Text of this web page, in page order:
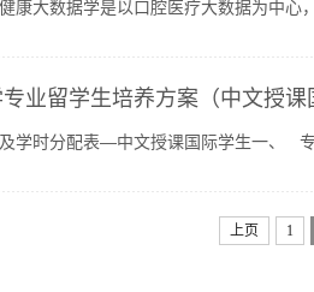
大数据学是以口腔医疗大数据为中心
业留学生培养方案（中文授课
学时分配表—中文授课国际学生一、
上页 1